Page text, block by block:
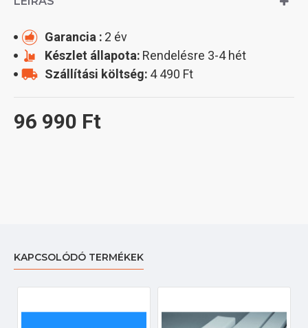
96 990 Ft
Garancia : 2 év
Készlet állapota: Rendelésre 3-4 hét
Szállítási költség: 4 490 Ft
KAPCSOLÓDÓ TERMÉKEK